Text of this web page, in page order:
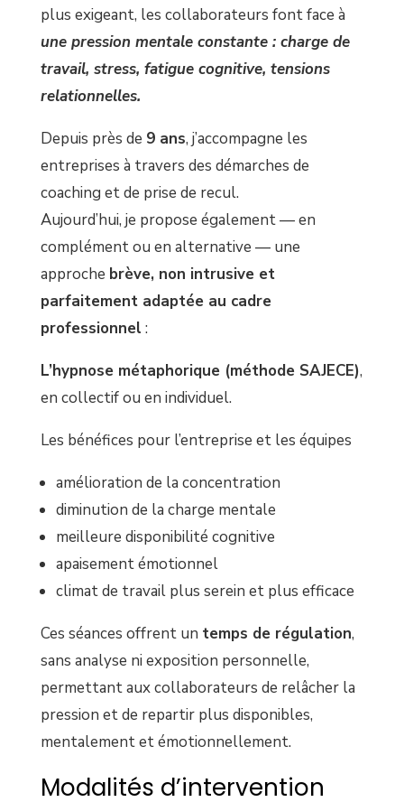
plus exigeant, les collaborateurs font face à
une pression mentale constante : charge de
travail, stress, fatigue cognitive, tensions
relationnelles.
Depuis près de 9 ans, j’accompagne les
entreprises à travers des démarches de
coaching et de prise de recul.
Aujourd’hui, je propose également — en
complément ou en alternative — une
approche brève, non intrusive et
parfaitement adaptée au cadre
professionnel :
L’hypnose métaphorique (méthode SAJECE),
en collectif ou en individuel.
Les bénéfices pour l’entreprise et les équipes
amélioration de la concentration
diminution de la charge mentale
meilleure disponibilité cognitive
apaisement émotionnel
climat de travail plus serein et plus efficace
Ces séances offrent un temps de régulation,
sans analyse ni exposition personnelle,
permettant aux collaborateurs de relâcher la
pression et de repartir plus disponibles,
mentalement et émotionnellement.
Modalités d’intervention